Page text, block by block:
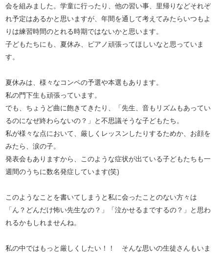
会を組みました。学童に行ったり、他の習い事、里帰りなどそれぞ
れ予定はあるかと思いますが、年間を通して考えてみたらいつもよ
りは練習時間のとれる時期ではないかと思います。
子どもたちにも、夏休み、ピアノ頑張ってほしいなと思っていま
す。
夏休みは、様々なコンペの予選や本選もあります。
私の門下生も頑張っています。
でも、ちょうど曲に飽きてきたり、「先生、音もリズムもあってい
るのになぜ終わらないの？」と不思議そうな子どもたち。
私が様々な点において、厳しくレッスンしたりするためか、お顔を
みたら、涙の子。
発表会もありますから、このような症状が出ている子どもたちも一
週間のうちに数名発症しています(笑)
このようなことを書いてしまうと私に会ったことのない方々は
「ん？どんだけ怖い先生なの？」「泣かせるまでするの？」と思わ
れるかもしれませんね。
私の中ではもっと厳しくしたい！！ そんな思いの生徒さんもいま